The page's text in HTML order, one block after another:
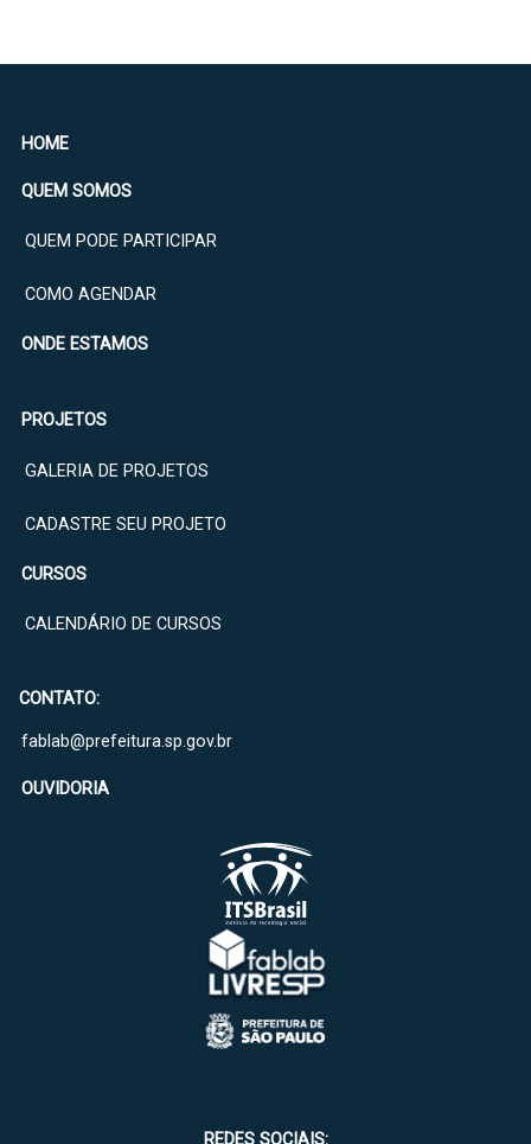
HOME
QUEM SOMOS
QUEM PODE PARTICIPAR
COMO AGENDAR
ONDE ESTAMOS
PROJETOS
GALERIA DE PROJETOS
CADASTRE SEU PROJETO
CURSOS
CALENDÁRIO DE CURSOS
CONTATO:
fablab@prefeitura.sp.gov.br
OUVIDORIA